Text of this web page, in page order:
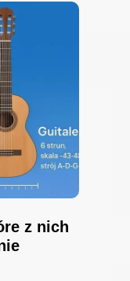
z nich